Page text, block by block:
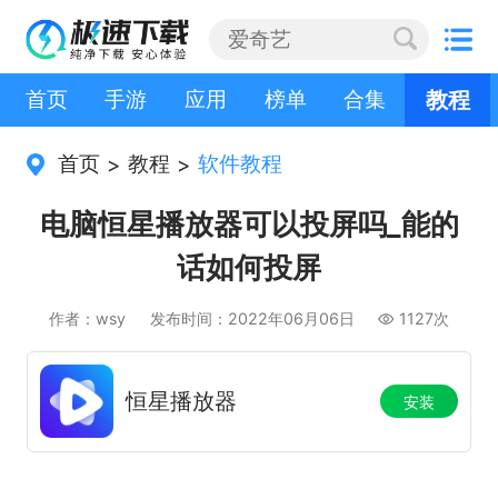
首页 手游 应用 榜单 合集 教程
首页 > 教程 > 软件教程
电脑恒星播放器可以投屏吗_能的
话如何投屏
作者：wsy 发布时间：2022年06月06日 1127次
恒星播放器 安装